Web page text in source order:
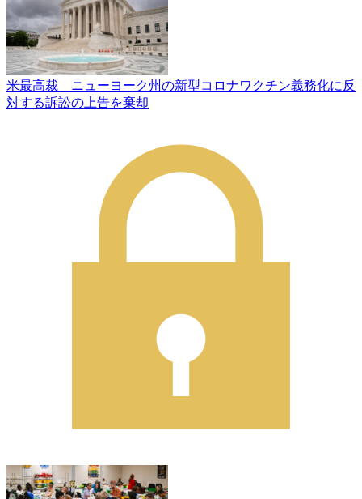
米最高裁 ニューヨーク州の新型コロナワクチン義務化に反
対する訴訟の上告を棄却